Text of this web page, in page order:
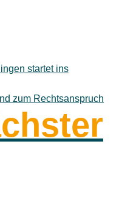
startet ins
zum Rechtsanspruch